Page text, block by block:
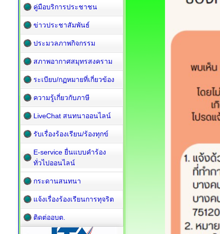
คู่มือบริการประชาชน
ข่าวประชาสัมพันธ์
ประมวลภาพกิจกรรม
สภาพอากาศสมุทรสงคราม
ระเบียบ/กฏหมายที่เกี่ยวข้อง
ความรู้เกี่ยวกับภาษี
LiveChat สนทนาออนไลน์
รับเรื่องร้องเรียน/ร้องทุกข์
E-service ยื่นแบบคำร้อง
ทั่วไปออนไลน์
กระดานสนทนา
แจ้งเรื่องร้องเรียนการทุจริต
ติดต่ออบต.